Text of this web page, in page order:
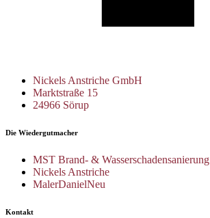
Nickels Anstriche GmbH
Marktstraße 15
24966 Sörup
Die Wiedergutmacher
MST Brand- & Wasserschadensanierung
Nickels Anstriche
MalerDanielNeu
Kontakt